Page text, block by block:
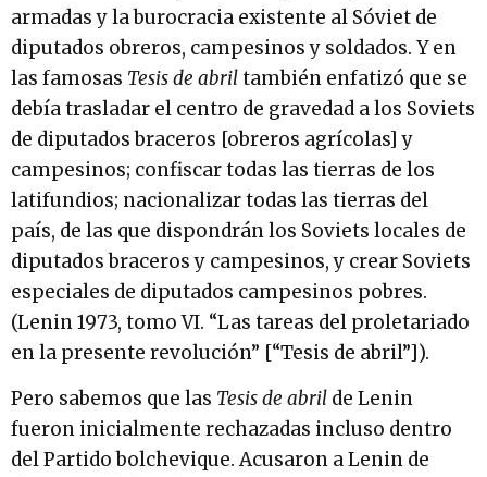
armadas y la burocracia existente al Sóviet de
diputados obreros, campesinos y soldados. Y en
las famosas Tesis de abriltambién enfatizó que se
debía trasladar el centro de gravedad a los Soviets
de diputados braceros [obreros agrícolas] y
campesinos; confiscar todas las tierras de los
latifundios; nacionalizar todas las tierras del
país, de las que dispondrán los Soviets locales de
diputados braceros y campesinos, y crear Soviets
especiales de diputados campesinos pobres.
(Lenin 1973, tomo VI. “Las tareas del proletariado
en la presente revolución” [“Tesis de abril”]).
Pero sabemos que las Tesis de abril de Lenin
fueron inicialmente rechazadas incluso dentro
del Partido bolchevique. Acusaron a Lenin de